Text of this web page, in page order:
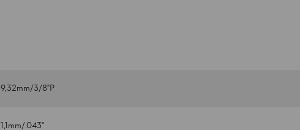
9,32mm/3/8"P
1,1mm/.043"